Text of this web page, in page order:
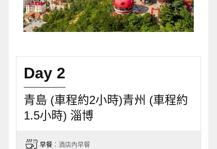
Day 2
青島 (車程約2小時)青州 (車程約
1.5小時) 淄博
早餐：酒店內早餐